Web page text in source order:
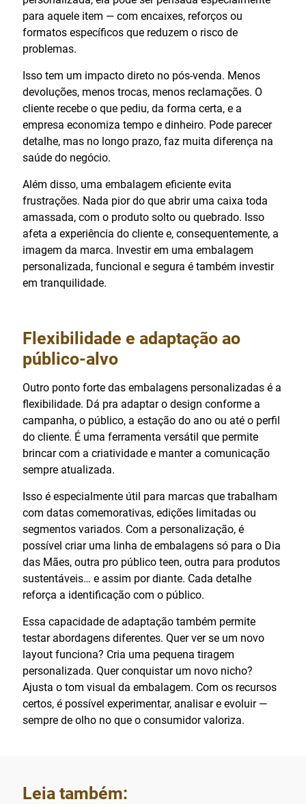
para aquele item — com encaixes, reforços ou
formatos específicos que reduzem o risco de
problemas.
Isso tem um impacto direto no pós-venda. Menos
devoluções, menos trocas, menos reclamações. O
cliente recebe o que pediu, da forma certa, e a
empresa economiza tempo e dinheiro. Pode parecer
detalhe, mas no longo prazo, faz muita diferença na
saúde do negócio.
Além disso, uma embalagem eficiente evita
frustrações. Nada pior do que abrir uma caixa toda
amassada, com o produto solto ou quebrado. Isso
afeta a experiência do cliente e, consequentemente, a
imagem da marca. Investir em uma embalagem
personalizada, funcional e segura é também investir
em tranquilidade.
Flexibilidade e adaptação ao
público-alvo
Outro ponto forte das embalagens personalizadas é a
flexibilidade. Dá pra adaptar o design conforme a
campanha, o público, a estação do ano ou até o perfil
do cliente. É uma ferramenta versátil que permite
brincar com a criatividade e manter a comunicação
sempre atualizada.
Isso é especialmente útil para marcas que trabalham
com datas comemorativas, edições limitadas ou
segmentos variados. Com a personalização, é
possível criar uma linha de embalagens só para o Dia
das Mães, outra pro público teen, outra para produtos
sustentáveis… e assim por diante. Cada detalhe
reforça a identificação com o público.
Essa capacidade de adaptação também permite
testar abordagens diferentes. Quer ver se um novo
layout funciona? Cria uma pequena tiragem
personalizada. Quer conquistar um novo nicho?
Ajusta o tom visual da embalagem. Com os recursos
certos, é possível experimentar, analisar e evoluir —
sempre de olho no que o consumidor valoriza.
Leia também: